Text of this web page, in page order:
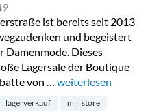
ist bereits seit 2013
und begeistert
Damenmode. Dieses
Lagersale der Boutique
von … „Lagerverkauf bei
weiterlesen
lagerverkauf
mili store